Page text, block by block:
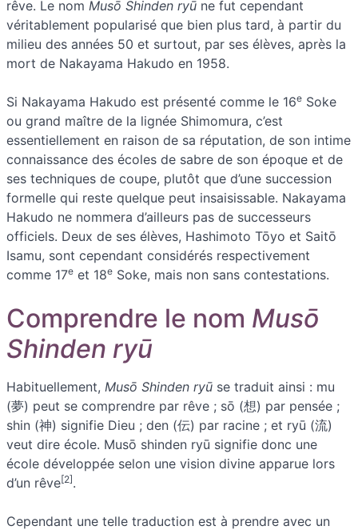
rêve. Le nom Musō Shinden ryū ne fut cependant
véritablement popularisé que bien plus tard, à partir du
milieu des années 50 et surtout, par ses élèves, après la
mort de Nakayama Hakudo en 1958.
Si Nakayama Hakudo est présenté comme le 16e Soke
ou grand maître de la lignée Shimomura, c’est
essentiellement en raison de sa réputation, de son intime
connaissance des écoles de sabre de son époque et de
ses techniques de coupe, plutôt que d’une succession
formelle qui reste quelque peut insaisissable. Nakayama
Hakudo ne nommera d’ailleurs pas de successeurs
officiels. Deux de ses élèves, Hashimoto Tōyo et Saitō
Isamu, sont cependant considérés respectivement
comme 17e et 18e Soke, mais non sans contestations.
Comprendre le nom Musō
Shinden ryū
Habituellement, Musō Shinden ryū se traduit ainsi : mu
(夢) peut se comprendre par rêve ; sō (想) par pensée ;
shin (神) signifie Dieu ; den (伝) par racine ; et ryū (流)
veut dire école. Musō shinden ryū signifie donc une
école développée selon une vision divine apparue lors
d’un rêve[2].
Cependant une telle traduction est à prendre avec un